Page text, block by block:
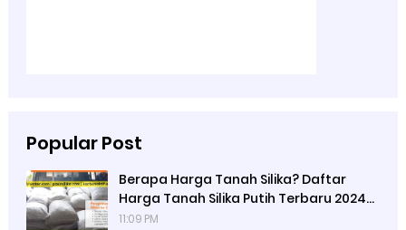
Popular Post
Berapa Harga Tanah Silika? Daftar
Harga Tanah Silika Putih Terbaru 2024
di Ady Water
11:09 PM